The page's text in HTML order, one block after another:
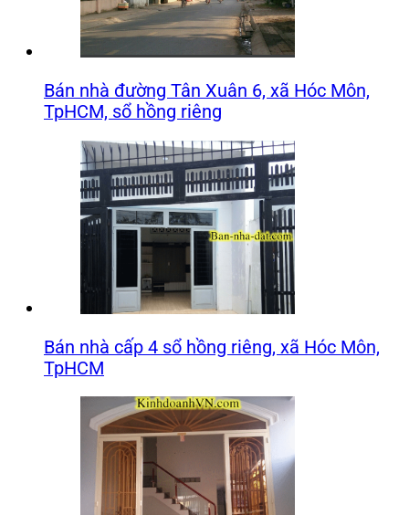
Bán nhà đường Tân Xuân 6, xã Hóc Môn,
TpHCM, sổ hồng riêng
Bán nhà cấp 4 sổ hồng riêng, xã Hóc Môn,
TpHCM